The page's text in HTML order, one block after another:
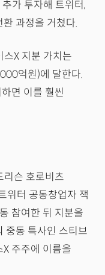
가 투자해 트위터,
환 과정을 거쳤다.
X 지분 가치는
억원)에 달한다.
면 이를 훨씬
리슨 호로비츠
위터 공동창업자 잭
참여한 뒤 지분을
중동 특사인 스티브
주주에 이름을